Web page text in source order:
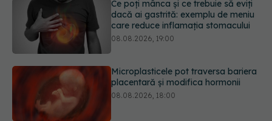
Microplasticele pot traversa bariera
placentară și modifica hormonii
08.08.2026, 18:00
Trucul genial cu ceai negru pentru
păr. Tot mai multe femei îl adoră
08.08.2026, 17:00